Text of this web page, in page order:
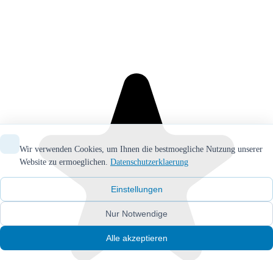
Wir verwenden Cookies, um Ihnen die bestmoegliche Nutzung unserer
Website zu ermoeglichen. Datenschutzerklaerung
Einstellungen
Nur Notwendige
Alle akzeptieren